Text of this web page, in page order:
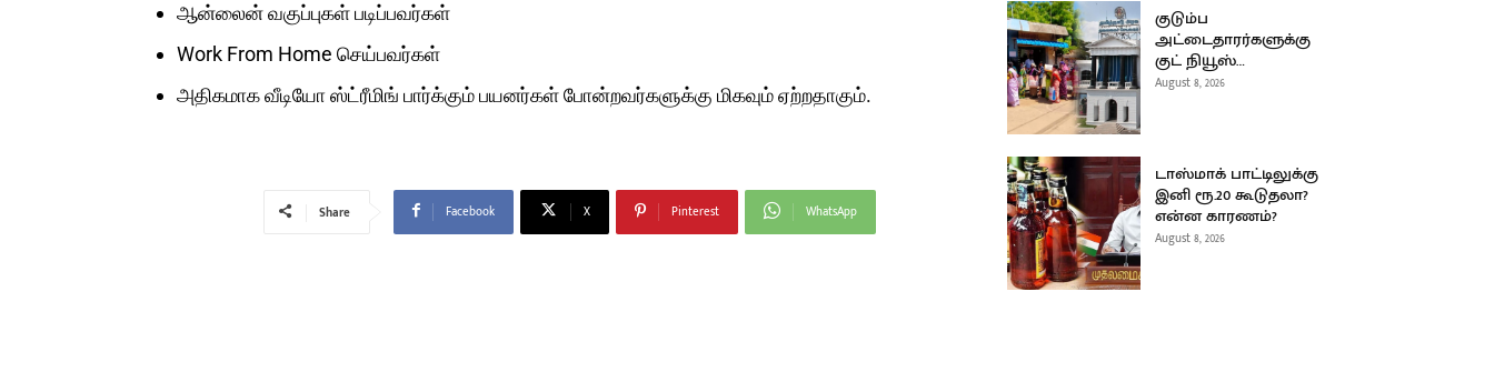
ஆன்லைன் வகுப்புகள் படிப்பவர்கள்
Work From Home செய்பவர்கள்
அதிகமாக வீடியோ ஸ்ட்ரீமிங் பார்க்கும் பயனர்கள் போன்றவர்களுக்கு மிகவும் ஏற்றதாகும்.
Share Facebook X Pinterest WhatsApp
குடும்ப
அட்டைதாரர்களுக்கு
குட் நியூஸ்…
August 8, 2026
டாஸ்மாக் பாட்டிலுக்கு
இனி ரூ.20 கூடுதலா?
என்ன காரணம்?
August 8, 2026